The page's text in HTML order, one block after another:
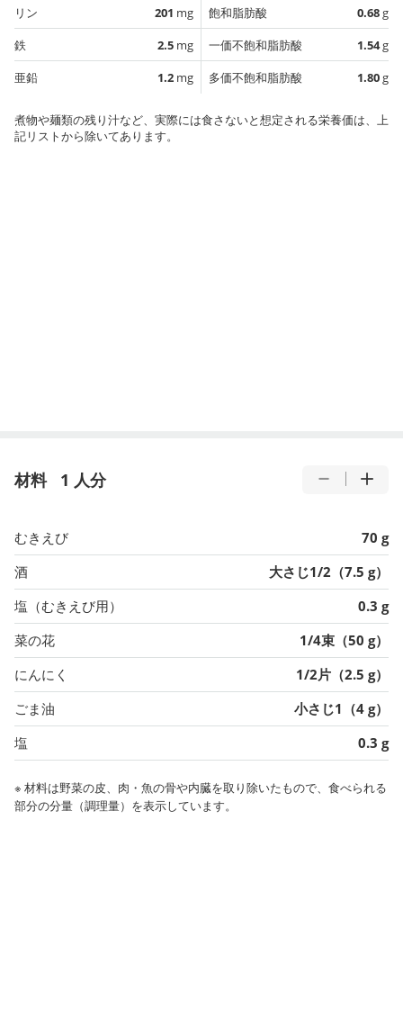
リン
201 mg
鉄
2.5 mg
亜鉛
1.2 mg
飽和脂肪酸
0.68g
一価不飽和脂肪酸
1.54g
多価不飽和脂肪酸
1.80g
煮物や麺類の残り汁など、実際には食さないと想定される栄養価は、上
記リストから除いてあります。
材料 1 人分
むきえび
70 g
酒
大さじ1/2（7.5 g）
塩（むきえび用）
0.3 g
菜の花
1/4束（50 g）
にんにく
1/2片（2.5 g）
ごま油
小さじ1（4 g）
塩
0.3 g
※ 材料は野菜の皮、肉・魚の骨や内臓を取り除いたもので、食べられる
部分の分量（調理量）を表示しています。